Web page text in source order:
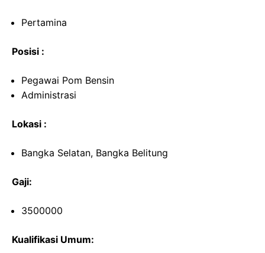
Pertamina
Posisi :
Pegawai Pom Bensin
Administrasi
Lokasi :
Bangka Selatan, Bangka Belitung
Gaji:
3500000
Kualifikasi Umum: